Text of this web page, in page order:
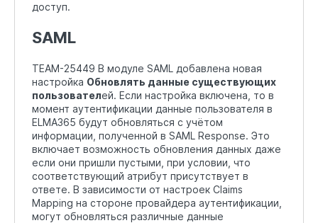
доступ.
SAML
TEAM-25449 В модуле SAML добавлена новая
настройка Обновлять данные существующих
пользователей. Если настройка включена, то в
момент аутентификации данные пользователя в
ELMA365 будут обновляться с учётом
информации, полученной в SAML Response. Это
включает возможность обновления данных даже
если они пришли пустыми, при условии, что
соответствующий атрибут присутствует в
ответе. В зависимости от настроек Claims
Mapping на стороне провайдера аутентификации,
могут обновляться различные данные